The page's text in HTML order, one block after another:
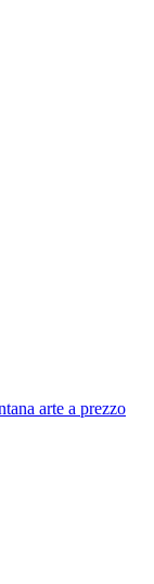
arte a prezzo